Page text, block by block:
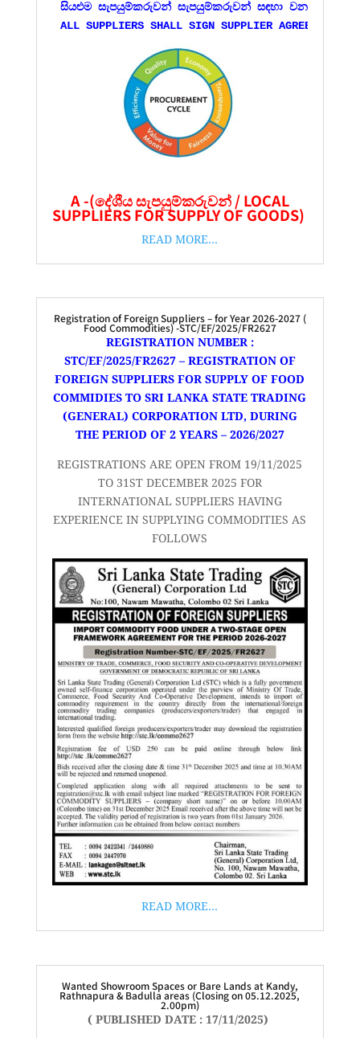
සියළුම සැපයුම්කරුවන් සැපයුම්කරුවන් සඳහා වන
ALL SUPPLIERS SHALL SIGN SUPPLIER AGREEMENT
A -(දේශීය සැපයුම්කරුවන් / LOCAL
SUPPLIERS FOR SUPPLY OF GOODS)
READ MORE…
Registration of Foreign Suppliers – for Year 2026-2027 (
Food Commodities) -STC/EF/2025/FR2627
REGISTRATION NUMBER :
STC/EF/2025/FR2627 – REGISTRATION OF
FOREIGN SUPPLIERS FOR SUPPLY OF FOOD
COMMIDIES TO SRI LANKA STATE TRADING
(GENERAL) CORPORATION LTD, DURING
THE PERIOD OF 2 YEARS – 2026/2027
REGISTRATIONS ARE OPEN FROM 19/11/2025
TO 31ST DECEMBER 2025 FOR
INTERNATIONAL SUPPLIERS HAVING
EXPERIENCE IN SUPPLYING COMMODITIES AS
FOLLOWS
READ MORE…
Wanted Showroom Spaces or Bare Lands at Kandy,
Rathnapura & Badulla areas (Closing on 05.12.2025,
2.00pm)
( PUBLISHED DATE : 17/11/2025)